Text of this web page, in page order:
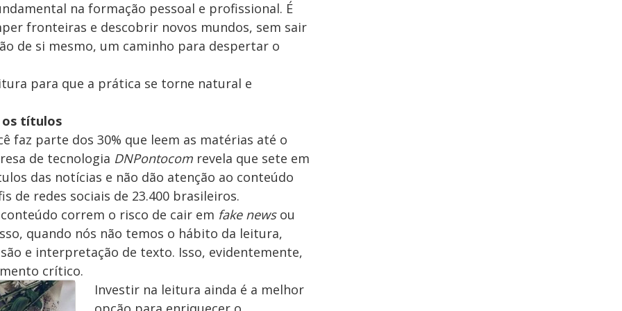
na formação pessoal e profissional. É
fronteiras e descobrir novos mundos, sem sair
de si mesmo, um caminho para despertar o
para que a prática se torne natural e
os títulos
faz parte dos 30% que leem as matérias até o
de tecnologia DNPontocom revela que sete em
das notícias e não dão atenção ao conteúdo
de redes sociais de 23.400 brasileiros.
correm o risco de cair em fake news ou
quando nós não temos o hábito da leitura,
e interpretação de texto. Isso, evidentemente,
crítico.
Investir na leitura ainda é a melhor